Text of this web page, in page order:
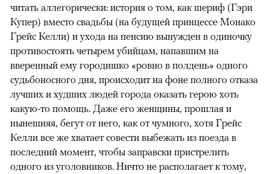
читать аллегорически: история о том, как шериф (Гэри
Купер) вместо свадьбы (на будущей принцессе Монако
Грейс Келли) и ухода на пенсию вынужден в одиночку
противостоять четырем убийцам, напавшим на
вверенный ему городишко «ровно в полдень» одного
судьбоносного дня, происходит на фоне полного отказа
лучших и худших людей города оказать герою хоть
какую-то помощь. Даже его женщины, прошлая и
нынешняя, бегут от него, как от чумного, хотя Грейс
Келли все же хватает совести выбежать из поезда в
последний момент, чтобы заправски пристрелить
одного из уголовников. Ничто не располагает к тому,